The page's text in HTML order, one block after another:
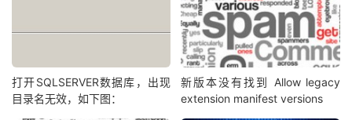
打开SQLSERVER数据库，出现
目录名无效，如下图：
新版本没有找到 Allow legacy
extension manifest versions